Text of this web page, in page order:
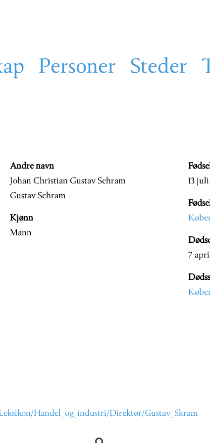
Personer Steder
Andre navn
Johan Christian Gustav Schram
Gustav Schram
Kjønn
Mann
13 juli
7
Handel_og_industri/Direktør/Gustav_Skram